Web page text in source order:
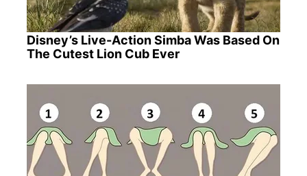
Disney’s Live-Action Simba Was Based On
The Cutest Lion Cub Ever